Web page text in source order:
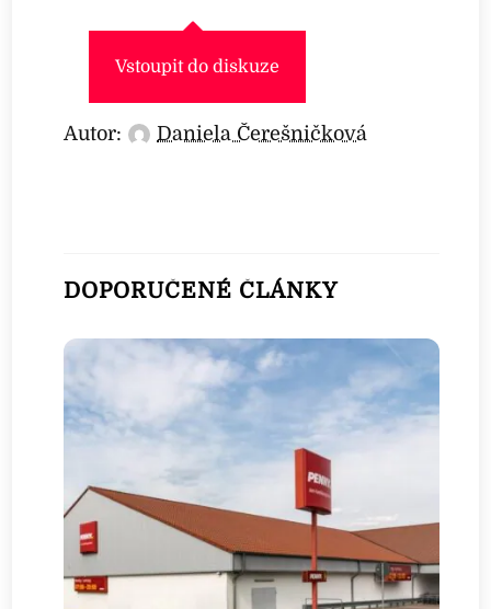
Vstoupit do diskuze
Autor: Daniela Čerešničková
DOPORUČENÉ ČLÁNKY